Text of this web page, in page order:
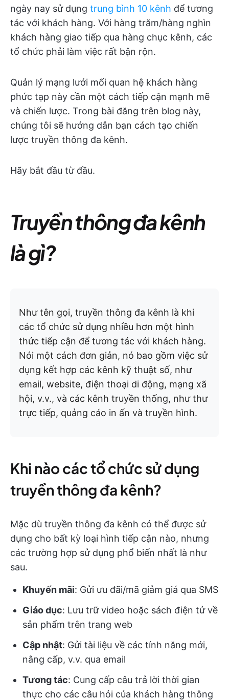
ngày nay sử dụng trung bình 10 kênh để tương
tác với khách hàng. Với hàng trăm/hàng nghìn
khách hàng giao tiếp qua hàng chục kênh, các
tổ chức phải làm việc rất bận rộn.
Quản lý mạng lưới mối quan hệ khách hàng
phức tạp này cần một cách tiếp cận mạnh mẽ
và chiến lược. Trong bài đăng trên blog này,
chúng tôi sẽ hướng dẫn bạn cách tạo chiến
lược truyền thông đa kênh.
Hãy bắt đầu từ đầu.
Truyền thông đa kênh
là gì?
Như tên gọi, truyền thông đa kênh là khi
các tổ chức sử dụng nhiều hơn một hình
thức tiếp cận để tương tác với khách hàng.
Nói một cách đơn giản, nó bao gồm việc sử
dụng kết hợp các kênh kỹ thuật số, như
email, website, điện thoại di động, mạng xã
hội, v.v., và các kênh truyền thống, như thư
trực tiếp, quảng cáo in ấn và truyền hình.
Khi nào các tổ chức sử dụng
truyền thông đa kênh?
Mặc dù truyền thông đa kênh có thể được sử
dụng cho bất kỳ loại hình tiếp cận nào, nhưng
các trường hợp sử dụng phổ biến nhất là như
sau.
Khuyến mãi: Gửi ưu đãi/mã giảm giá qua SMS
Giáo dục: Lưu trữ video hoặc sách điện tử về
sản phẩm trên trang web
Cập nhật: Gửi tài liệu về các tính năng mới,
nâng cấp, v.v. qua email
Tương tác: Cung cấp câu trả lời thời gian
thực cho các câu hỏi của khách hàng thông